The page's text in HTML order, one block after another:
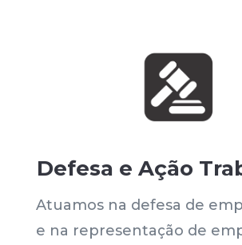
Defesa e Ação
Atuamos na defesa de
e na representação de